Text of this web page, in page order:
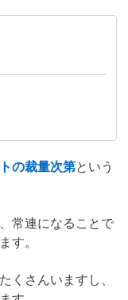
の裁量次第という
常連になることで
す。
くさんいますし、